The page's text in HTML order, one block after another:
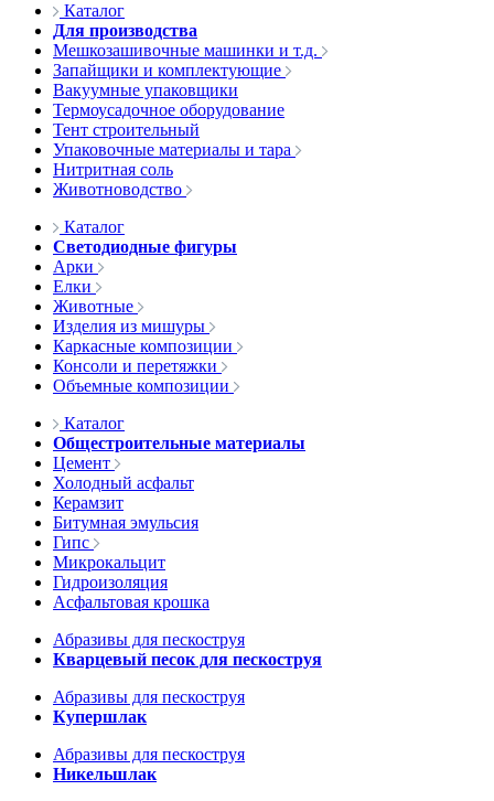
Каталог
Для производства
Мешкозашивочные машинки и т.д.
Запайщики и комплектующие
Вакуумные упаковщики
Термоусадочное оборудование
Тент строительный
Упаковочные материалы и тара
Нитритная соль
Животноводство
Каталог
Светодиодные фигуры
Арки
Елки
Животные
Изделия из мишуры
Каркасные композиции
Консоли и перетяжки
Объемные композиции
Каталог
Общестроительные материалы
Цемент
Холодный асфальт
Керамзит
Битумная эмульсия
Гипс
Микрокальцит
Гидроизоляция
Асфальтовая крошка
Абразивы для пескоструя
Кварцевый песок для пескоструя
Абразивы для пескоструя
Купершлак
Абразивы для пескоструя
Никельшлак